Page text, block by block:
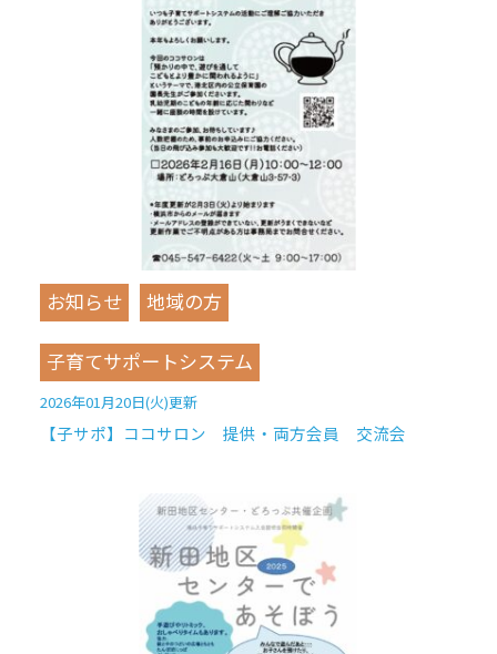
お知らせ 地域の方
子育てサポートシステム
2026年01月20日(火)更新
【子サポ】ココサロン 提供・両方会員 交流会